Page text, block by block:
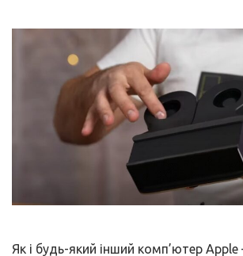
Як і будь-який інший комп’ютер